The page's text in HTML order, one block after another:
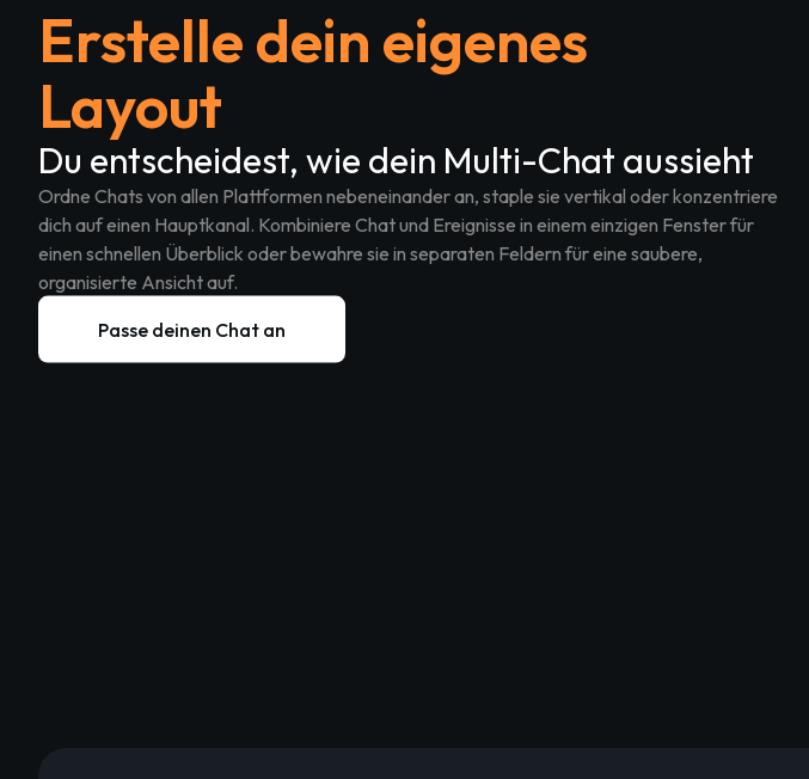
Erstelle dein eigenes
Layout
Du entscheidest, wie dein Multi-Chat aussieht
Ordne Chats von allen Plattformen nebeneinander an, staple sie vertikal oder konzentriere
dich auf einen Hauptkanal. Kombiniere Chat und Ereignisse in einem einzigen Fenster für
einen schnellen Überblick oder bewahre sie in separaten Feldern für eine saubere,
organisierte Ansicht auf.
Passe deinen Chat an